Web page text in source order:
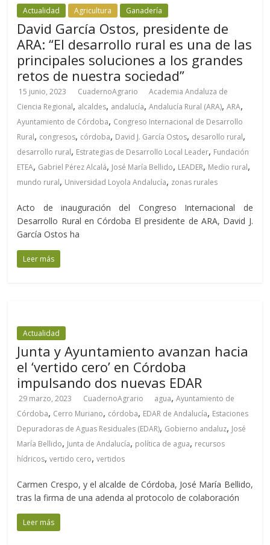
Actualidad Agricultura Ganadería
David García Ostos, presidente de
ARA: “El desarrollo rural es una de las
principales soluciones a los grandes
retos de nuestra sociedad”
15 junio, 2023 CuadernoAgrario
Academia Andaluza de
Ciencia Regional, alcaldes, andalucía,Andalucía Rural (ARA),ARA,
Ayuntamiento de Córdoba, Congreso Internacional de Desarrollo
Rural, congresos, córdoba, David J. García Ostos, desarollo rural,
desarrollo rural, Estrategias de Desarrollo Local Leader, Fundación
ETEA, Gabriel Pérez Alcalá, José María Bellido, LEADER, Medio rural,
mundo rural, Universidad Loyola Andalucía, zonas rurales
Acto de inauguración del Congreso Internacional de
Desarrollo Rural en Córdoba El presidente de ARA, David J.
García Ostos ha
Leer más
Actualidad
Junta y Ayuntamiento avanzan hacia
el ‘vertido cero’ en Córdoba
impulsando dos nuevas EDAR
29 marzo, 2023 CuadernoAgrario agua,Ayuntamiento de
Córdoba, Cerro Muriano, córdoba, EDAR de Andalucía, Estaciones
Depuradoras de Aguas Residuales (EDAR), Gobierno andaluz, José
María Bellido, Junta de Andalucía, política de agua, recursos
hídricos,vertido cero,vertidos
Carmen Crespo, y el alcalde de Córdoba, José María Bellido,
tras la firma de una adenda al protocolo de colaboración
Leer más